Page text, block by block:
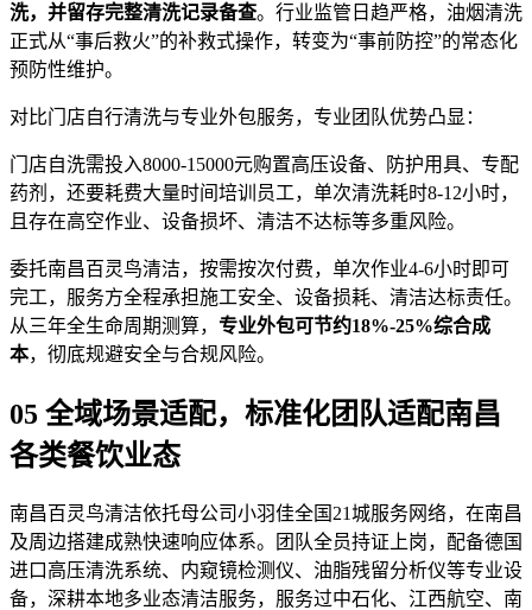
洗，并留存完整清洗记录备查。行业监管日趋严格，油烟清洗
正式从“事后救火”的补救式操作，转变为“事前防控”的常态化
预防性维护。
对比门店自行清洗与专业外包服务，专业团队优势凸显：
门店自洗需投入8000-15000元购置高压设备、防护用具、专配
药剂，还要耗费大量时间培训员工，单次清洗耗时8-12小时，
且存在高空作业、设备损坏、清洁不达标等多重风险。
委托南昌百灵鸟清洁，按需按次付费，单次作业4-6小时即可
完工，服务方全程承担施工安全、设备损耗、清洁达标责任。
从三年全生命周期测算， 专业外包可节约18%-25%综合成
本，彻底规避安全与合规风险。
05 全域场景适配，标准化团队适配南昌
各类餐饮业态
南昌百灵鸟清洁依托母公司小羽佳全国21城服务网络，在南昌
及周边搭建成熟快速响应体系。团队全员持证上岗，配备德国
进口高压清洗系统、内窥镜检测仪、油脂残留分析仪等专业设
备，深耕本地多业态清洁服务，服务过中石化、江西航空、南